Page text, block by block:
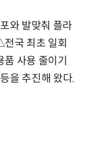
와 발맞춰 플라
국 최초 일회
사용 줄이기
을 추진해 왔다.